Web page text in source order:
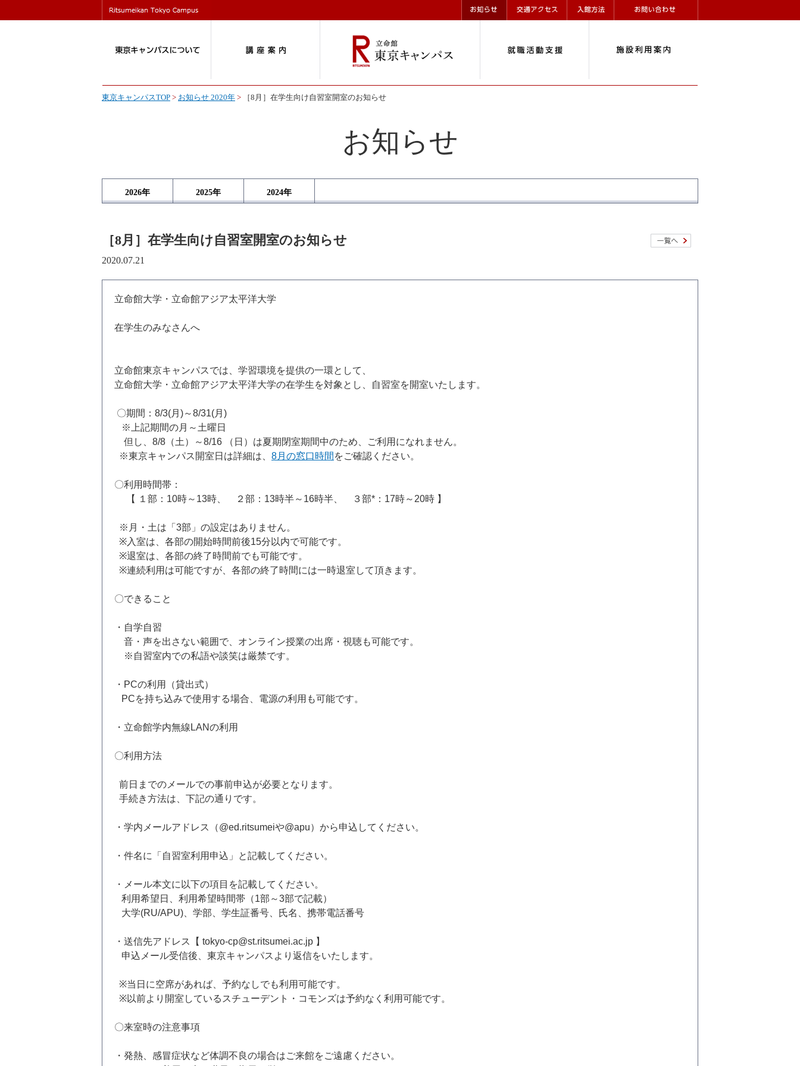
東京キャンパスTOP > お知らせ 2020年 > ［8月］在学生向け自習室開室のお知らせ
お知らせ
2026年 2025年 2024年
［8月］在学生向け自習室開室のお知らせ
2020.07.21
立命館大学・立命館アジア太平洋大学
在学生のみなさんへ
立命館東京キャンパスでは、学習環境を提供の一環として、
立命館大学・立命館アジア太平洋大学の在学生を対象とし、自習室を開室いたします。
〇期間：8/3(月)～8/31(月)
※上記期間の月～土曜日
但し、8/8（土）～8/16 （日）は夏期閉室期間中のため、ご利用になれません。
※東京キャンパス開室日は詳細は、 8月の窓口時間 をご確認ください。
〇利用時間帯：
【 １部：10時～13時、 ２部：13時半～16時半、 ３部*：17時～20時 】
※月・土は「3部」の設定はありません。
※入室は、各部の開始時間前後15分以内で可能です。
※退室は、各部の終了時間前でも可能です。
※連続利用は可能ですが、各部の終了時間には一時退室して頂きます。
〇できること
・自学自習
音・声を出さない範囲で、オンライン授業の出席・視聴も可能です。
※自習室内での私語や談笑は厳禁です。
・PCの利用（貸出式）
PCを持ち込みで使用する場合、電源の利用も可能です。
・立命館学内無線LANの利用
〇利用方法
前日までのメールでの事前申込が必要となります。
手続き方法は、下記の通りです。
・学内メールアドレス（@ed.ritsumeiや@apu）から申込してください。
・件名に「自習室利用申込」と記載してください。
・メール本文に以下の項目を記載してください。
利用希望日、利用希望時間帯（1部～3部で記載）
大学(RU/APU)、学部、学生証番号、氏名、携帯電話番号
・送信先アドレス【 tokyo-cp@st.ritsumei.ac.jp 】
申込メール受信後、東京キャンパスより返信をいたします。
※当日に空席があれば、予約なしでも利用可能です。
※以前より開室しているスチューデント・コモンズは予約なく利用可能です。
〇来室時の注意事項
・発熱、感冒症状など体調不良の場合はご来館をご遠慮ください。